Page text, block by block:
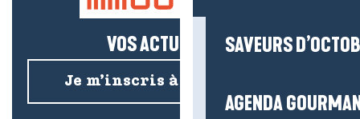
SAVEURS
AGENDA
VOS ACTUS SALÉES !
Je m’inscris à la newsletter